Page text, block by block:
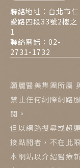
聯絡地址：台北市仁
愛路四段33號2樓之
1
聯絡電話：02-
2731-1732
願麗醫美集團所屬
禁止任何網際網路
閱。
但以網路搜尋或超
接點閱者，不在此
本網站以介紹醫療